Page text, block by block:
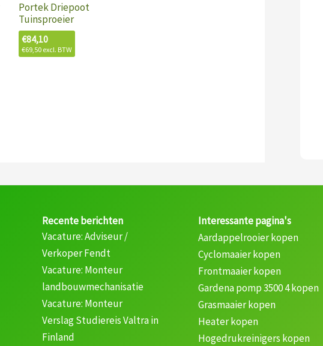
Portek Driepoot
Tuinsproeier
€84,10
€69,50excl. BTW
Recente berichten
Vacature: Adviseur /
Verkoper Fendt
Vacature: Monteur
landbouwmechanisatie
Vacature: Monteur
Verslag Studiereis Valtra in
Finland
Interessante pagina's
Aardappelrooier kopen
Cyclomaaier kopen
Frontmaaier kopen
Gardena pomp 3500 4 kopen
Grasmaaier kopen
Heater kopen
Hogedrukreinigers kopen